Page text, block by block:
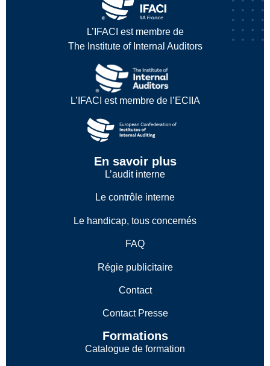
L’IFACI est membre de
The Institute of Internal Auditors
L’IFACI est membre de l’ECIIA
En savoir plus
L’audit interne
Le contrôle interne
Le handicap, tous concernés
FAQ
Régie publicitaire
Contact
Contact Presse
Formations
Catalogue de formation